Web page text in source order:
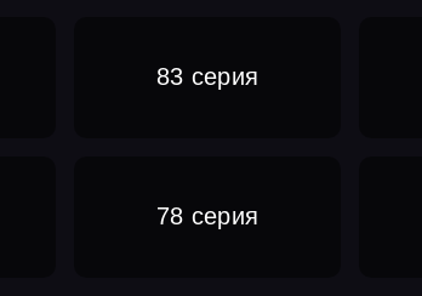
83 серия
78 серия